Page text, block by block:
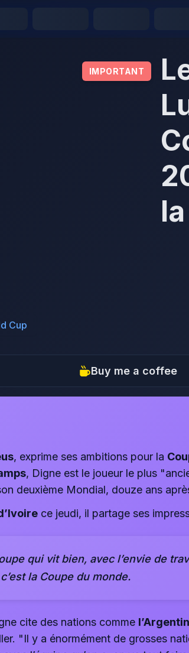
IMPORTANT
Cup
Buy me a coffee
, exprime ses ambitions pour la
, Digne est le joueur le plus
deuxième Mondial, douze ans
ce jeudi, il partage ses
qui vit bien, avec l’envie de
la Coupe du monde.
cite des nations comme
"Il y a énormément de grosses